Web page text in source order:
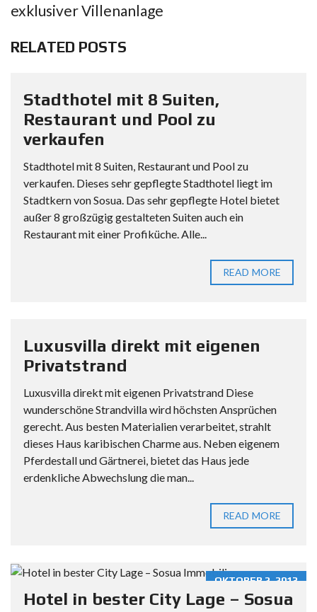
exklusiver Villenanlage
RELATED POSTS
Stadthotel mit 8 Suiten,
Restaurant und Pool zu
verkaufen
Stadthotel mit 8 Suiten, Restaurant und Pool zu
verkaufen. Dieses sehr gepflegte Stadthotel liegt im
Stadtkern von Sosua. Das sehr gepflegte Hotel bietet
außer 8 großzügig gestalteten Suiten auch ein
Restaurant mit einer Profiküche. Alle...
READ MORE
Luxusvilla direkt mit eigenen
Privatstrand
Luxusvilla direkt mit eigenen Privatstrand Diese
wunderschöne Strandvilla wird höchsten Ansprüchen
gerecht. Aus besten Materialien verarbeitet, strahlt
dieses Haus karibischen Charme aus. Neben eigenem
Pferdestall und Gärtnerei, bietet das Haus jede
erdenkliche Abwechslung die man...
READ MORE
OKTOBER 2, 2013
Hotel in bester City Lage – Sosua